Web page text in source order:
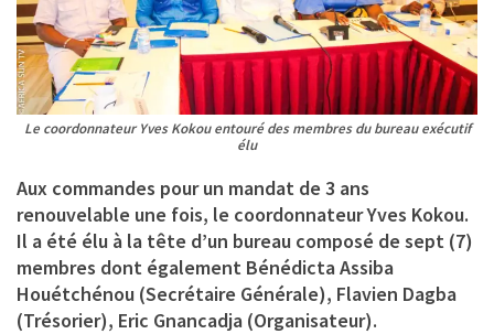
Le coordonnateur Yves Kokou entouré des membres du bureau exécutif
élu
Aux commandes pour un mandat de 3 ans
renouvelable une fois, le coordonnateurYves Kokou.
Il a été élu à la tête d’un bureau composé de sept (7)
membres dont également Bénédicta Assiba
Houétchénou (Secrétaire Générale), Flavien Dagba
(Trésorier), Eric Gnancadja (Organisateur).